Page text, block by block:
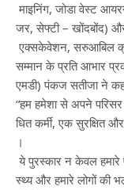
माइनिंग, जोडा वेस्ट
जर, सेफ्टी – खोंदबोंद)
एक्सकेवेशन, सरुआबिल
सम्मान के प्रति आभार
एमडी) पंकज सतीजा ने
“हम हमेशा से अपने परिसर
धित कर्मी, एक सुरक्षित
।
ये पुरस्कार न केवल हमारे
स्थ्य और हमारे लोगों की